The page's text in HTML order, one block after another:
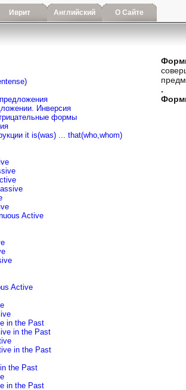
Иврит Английский О Сайте
Инверсия
формы
it is(was) ... that(who,whom)
Active
Active
in the Past
in the Past
in the Past
the Past
in the Past
.